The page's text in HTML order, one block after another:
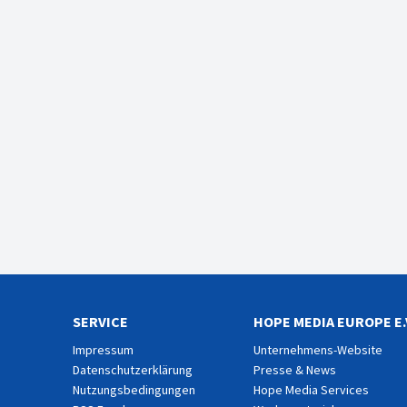
SERVICE
Impressum
Datenschutzerklärung
Nutzungsbedingungen
HOPE MEDIA EUROPE
Unternehmens-Website
Presse & News
Hope Media Services